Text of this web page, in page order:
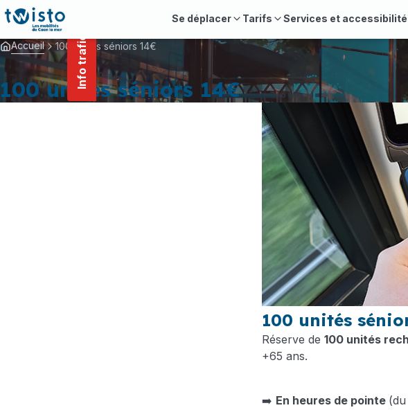
principal
Se déplacer Tarifs Services et accessibilité
Info trafic
Accueil 100 unités séniors 14€
100 unités séniors 14€
100 unités
Réserve de 100 unités
+65 ans.
➡️ En heures de pointe
Panneau de gestion des cookies